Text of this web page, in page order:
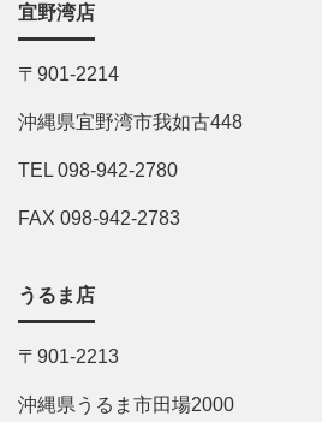
宜野湾店
〒901-2214
沖縄県宜野湾市我如古448
TEL 098-942-2780
FAX 098-942-2783
うるま店
〒901-2213
沖縄県うるま市田場2000